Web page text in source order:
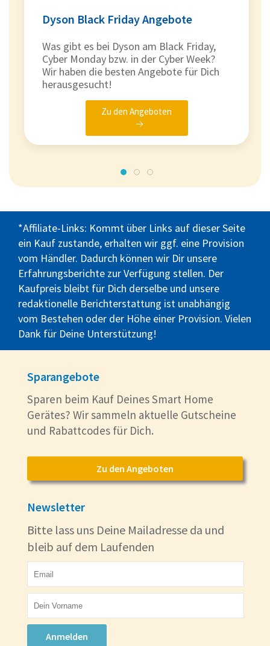
Dyson Black Friday Angebote
Was gibt es bei Dyson am Black Friday,
Cyber Monday bzw. in der Cyber Week?
Wir haben die besten Angebote für Dich
herausgesucht!
Zu den Angeboten
*Affiliate-Links: Kommt über Links auf dieser Seite
ein Kauf zustande, erhalten wir ggf. eine Provision
vom Händler. Dadurch können wir Dir unsere
Erfahrungsberichte zur Verfügung stellen. Der
Kaufpreis bleibt für Dich derselbe und unsere
redaktionelle Berichterstattung ist unabhängig
vom Bestehen oder der Höhe einer Provision. Vielen
Dank für Deine Unterstützung!
Sparangebote
Sparen beim Kauf Deines Smart Home
Gerätes? Wir sammeln aktuelle Gutscheine
und Rabattcodes für Dich.
Zu den Angeboten
Newsletter
Bitte lass uns Deine Mailadresse da und
bleib auf dem Laufenden
Anmelden